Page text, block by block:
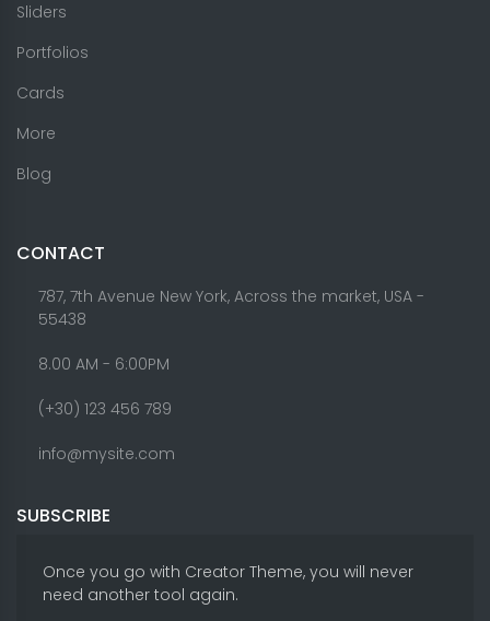
Sliders
Portfolios
Cards
More
Blog
CONTACT
787, 7th Avenue New York, Across the market, USA -
55438
8.00 AM - 6:00PM
(+30) 123 456 789
info@mysite.com
SUBSCRIBE
Once you go with Creator Theme, you will never
need another tool again.